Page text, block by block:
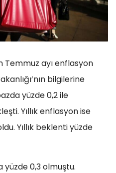
Temmuz ayı enflasyon
bilgilerine
yüzde 0,2 ile
Yıllık enflasyon ise
Yıllık beklenti yüzde
yüzde 0,3 olmuştu.